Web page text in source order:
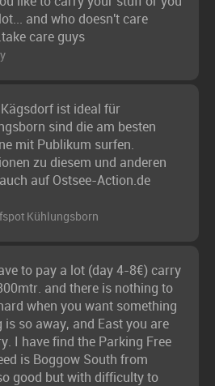
and who doesn't care
care guys
ist ideal für
sind die am besten
mit Publikum surfen.
zu diesem und anderen
auf Ostsee-Action.de
Kühlungsborn
to pay a lot (day 4-8€) carry
and there is nothing to
when you want something
so away, and East you are
I have find the Parking Free
is Boggow South from
good but with difficulty to